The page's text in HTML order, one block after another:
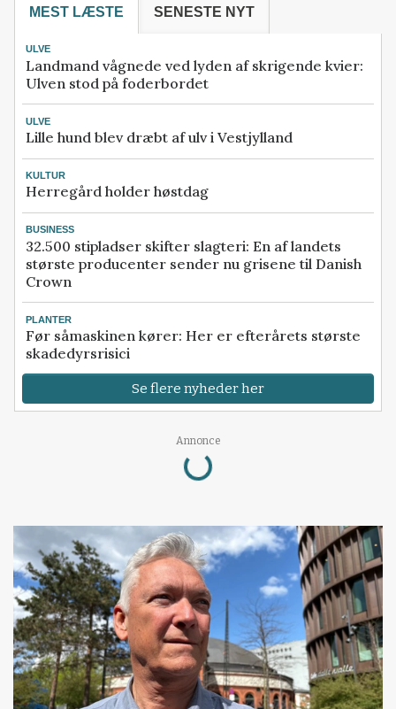
MEST LÆSTE SENESTE NYT
ULVE
Landmand vågnede ved lyden af skrigende kvier:
Ulven stod på foderbordet
ULVE
Lille hund blev dræbt af ulv i Vestjylland
KULTUR
Herregård holder høstdag
BUSINESS
32.500 stipladser skifter slagteri: En af landets
største producenter sender nu grisene til Danish
Crown
PLANTER
Før såmaskinen kører: Her er efterårets største
skadedyrsrisici
Se flere nyheder her
Annonce
Loading...